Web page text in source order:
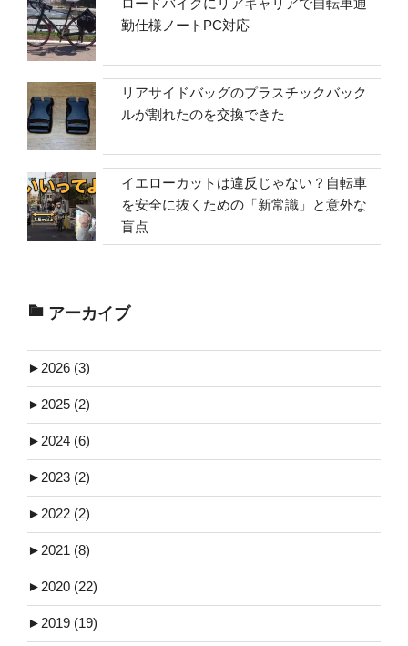
勤仕様ノートPC対応
リアサイドバッグのプラスチックバック
ルが割れたのを交換できた
イエローカットは違反じゃない？自転車
を安全に抜くための「新常識」と意外な
盲点
アーカイブ
► 2026 (3)
► 2025 (2)
► 2024 (6)
► 2023 (2)
► 2022 (2)
► 2021 (8)
► 2020 (22)
► 2019 (19)